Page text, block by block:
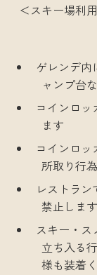
＜スキー場利
ゲレンデ
ャンプ台
コインロッ
ます
コインロ
所取り行
レストラ
禁止します
スキー・ス
立ち入る
様も装着